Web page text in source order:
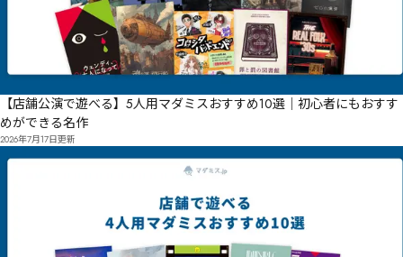
【店舗公演で遊べる】5人用マダミスおすすめ10選｜初心者にもおすす
めができる名作
2026年7月17日更新